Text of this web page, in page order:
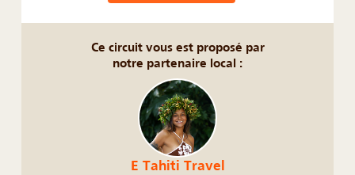
Ce circuit vous est proposé par
notre partenaire local :
E Tahiti Travel